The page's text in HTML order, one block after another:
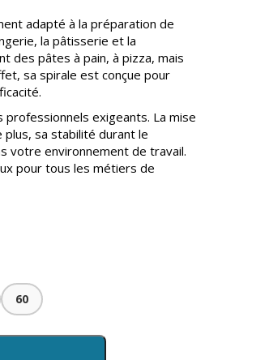
adapté à la préparation de
la pâtisserie et la
des pâtes à pain, à pizza, mais
sa spirale est conçue pour
professionnels exigeants. La mise
sa stabilité durant le
votre environnement de travail.
pour tous les métiers de
60